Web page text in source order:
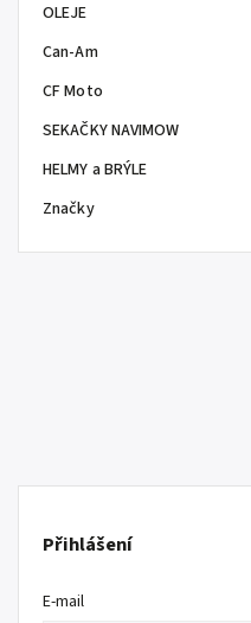
OLEJE
Can-Am
CF Moto
SEKAČKY NAVIMOW
HELMY a BRÝLE
Značky
Přihlášení
E-mail